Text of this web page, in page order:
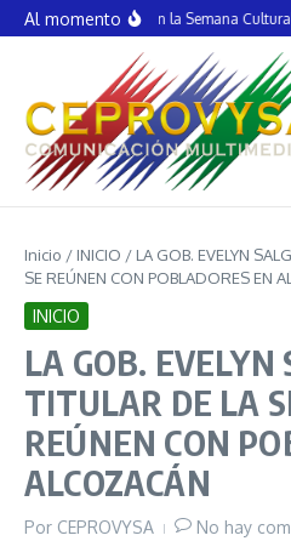
Saltar al contenido
Al momentoInauguran la Semana Cultural
Inicio / INICIO / LA GOB. EVELYN
SE REÚNEN CON POBLADORES EN
INICIO
LA GOB. EVELYN
TITULAR DE LA
REÚNEN CON
ALCOZACÁN
Por CEPROVYSA
No hay